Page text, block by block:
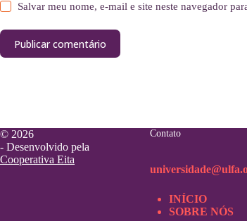
Salvar meu nome, e-mail e site neste navegador
Publicar comentário
© 2026
- Desenvolvido pela
Cooperativa Eita
Contato
INÍCIO
SOBRE NÓS